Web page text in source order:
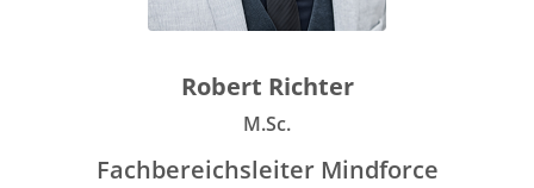
Robert Richter
M.Sc.
Fachbereichsleiter Mindforce